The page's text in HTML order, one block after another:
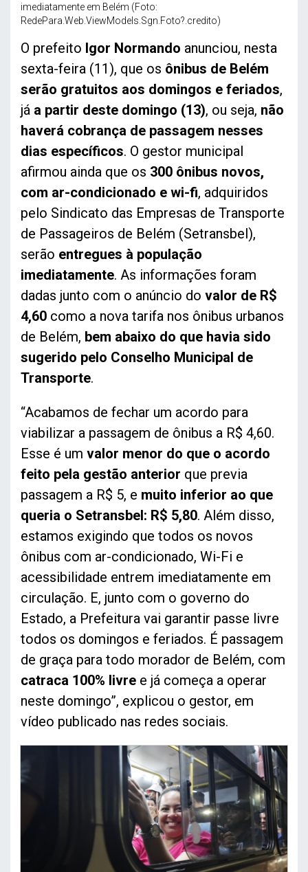
imediatamente em Belém (Foto:
RedePara.Web.ViewModels.Sgn.Foto?.credito)
O prefeito Igor Normando anunciou, nesta
sexta-feira (11), que os ônibus de Belém
serão gratuitos aos domingos e feriados,
já a partir deste domingo (13), ou seja, não
haverá cobrança de passagem nesses
dias específicos. O gestor municipal
afirmou ainda que os 300 ônibus novos,
com ar-condicionado e wi-fi, adquiridos
pelo Sindicato das Empresas de Transporte
de Passageiros de Belém (Setransbel),
serão entregues à população
imediatamente. As informações foram
dadas junto com o anúncio do valor de R$
4,60 como a nova tarifa nos ônibus urbanos
de Belém, bem abaixo do que havia sido
sugerido pelo Conselho Municipal de
Transporte.
“Acabamos de fechar um acordo para
viabilizar a passagem de ônibus a R$ 4,60.
Esse é um valor menor do que o acordo
feito pela gestão anterior que previa
passagem a R$ 5, e muito inferior ao que
queria o Setransbel: R$ 5,80. Além disso,
estamos exigindo que todos os novos
ônibus com ar-condicionado, Wi-Fi e
acessibilidade entrem imediatamente em
circulação. E, junto com o governo do
Estado, a Prefeitura vai garantir passe livre
todos os domingos e feriados. É passagem
de graça para todo morador de Belém, com
catraca 100% livre e já começa a operar
neste domingo”, explicou o gestor, em
vídeo publicado nas redes sociais.